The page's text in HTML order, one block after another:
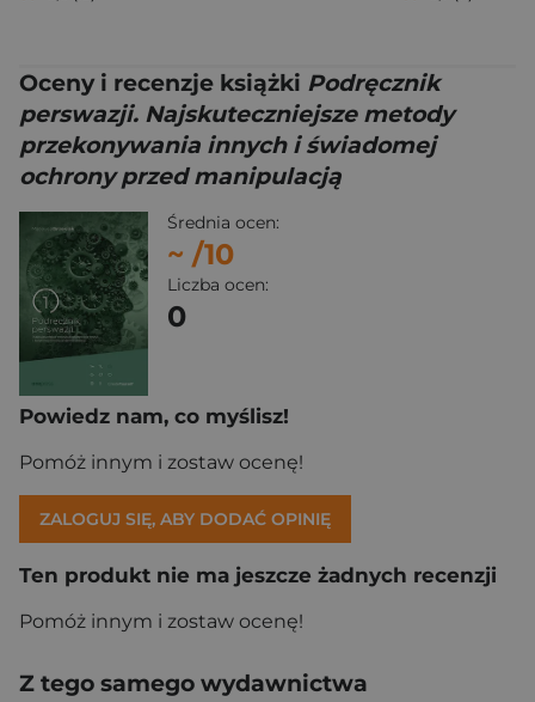
Oceny i recenzje książki Podręcznik
perswazji. Najskuteczniejsze metody
przekonywania innych i świadomej
ochrony przed manipulacją
Średnia ocen:
~ /10
Liczba ocen:
0
Powiedz nam, co myślisz!
Pomóż innym i zostaw ocenę!
ZALOGUJ SIĘ, ABY DODAĆ OPINIĘ
Ten produkt nie ma jeszcze żadnych recenzji
Pomóż innym i zostaw ocenę!
Z tego samego wydawnictwa